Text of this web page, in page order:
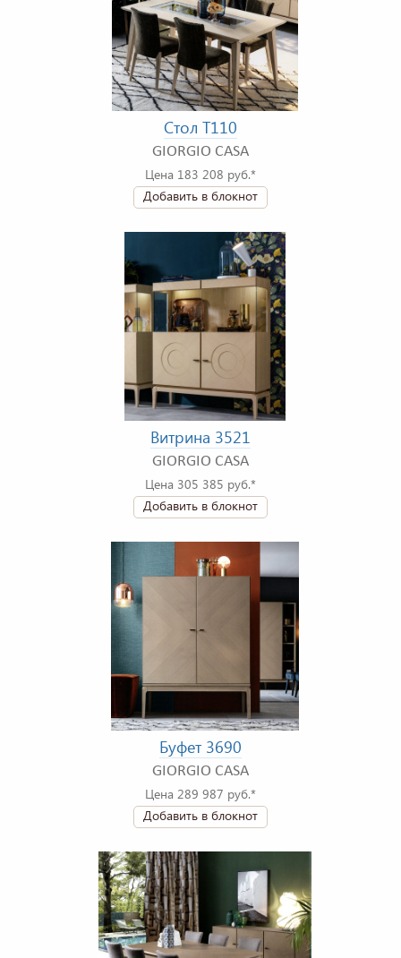
Стол T110
GIORGIO CASA
Цена 183 208 руб.*
Добавить в блокнот
Витрина 3521
GIORGIO CASA
Цена 305 385 руб.*
Добавить в блокнот
Буфет 3690
GIORGIO CASA
Цена 289 987 руб.*
Добавить в блокнот